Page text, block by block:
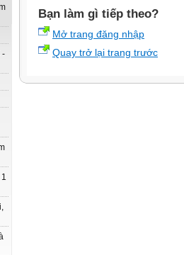
-
Bạn làm gì tiếp theo?
Mở trang đăng nhập
Quay trở lại trang trước